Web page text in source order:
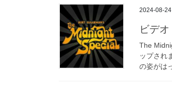
2024-08-24
ビデ
The
ップされ
の姿がは